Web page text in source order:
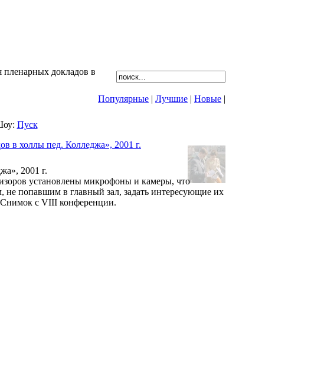
пленарных докладов в
Популярные | Лучшие | Новые |
Пуск
2001 г.
установлены микрофоны и камеры, что
не попавшим в главный зал, задать интересующие их
с VIII конференции.